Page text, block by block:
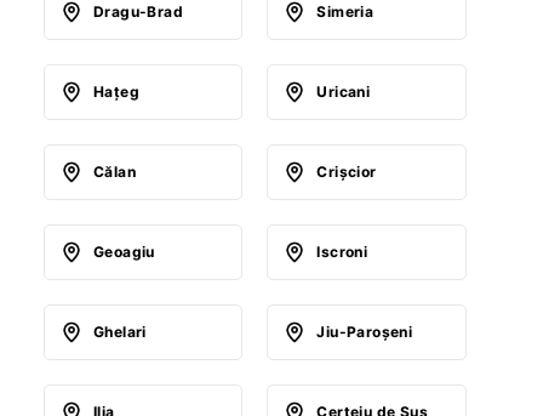
Dragu-Brad Simeria
Haţeg Uricani
Călan Crişcior
Geoagiu Iscroni
Ghelari Jiu-Paroşeni
Ilia Certeju de Sus